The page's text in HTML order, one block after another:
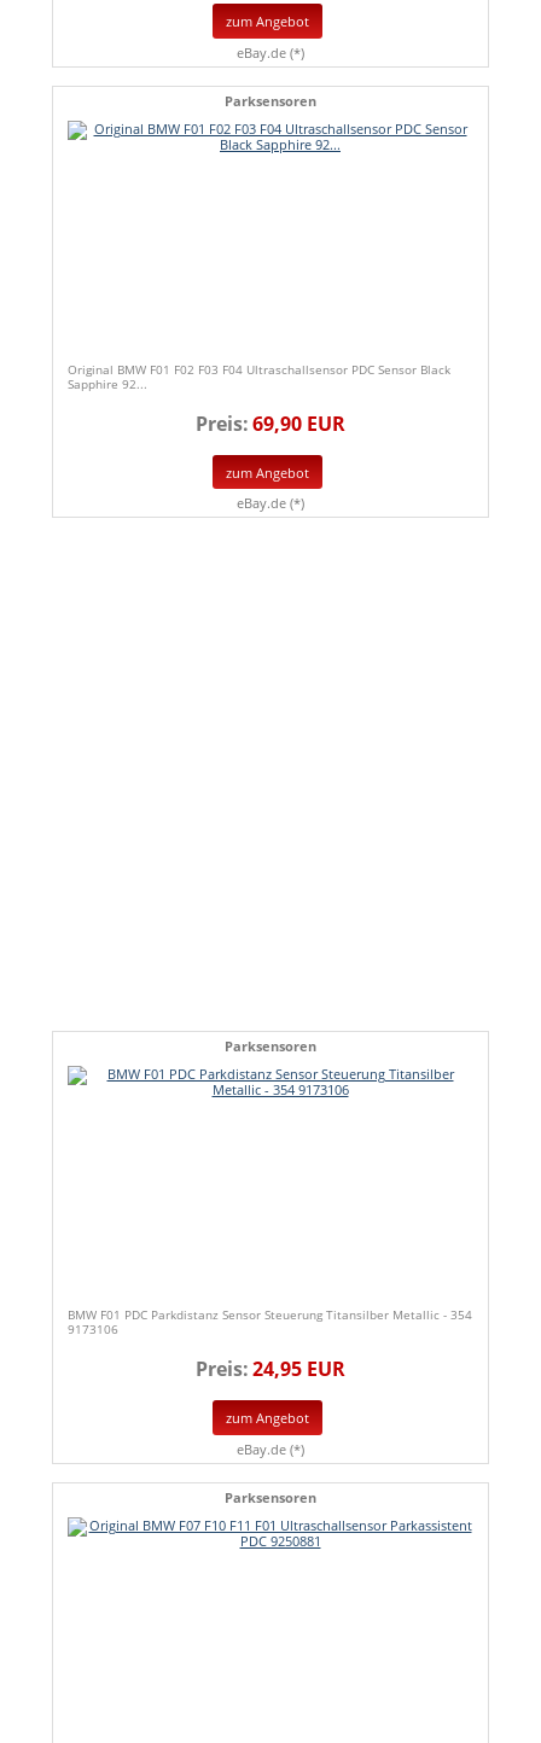
zum Angebot
eBay.de (*)
Parksensoren
Original BMW F01 F02 F03 F04 Ultraschallsensor PDC Sensor Black
Sapphire 92...
Preis:69,90 EUR
zum Angebot
eBay.de (*)
Parksensoren
BMW F01 PDC Parkdistanz Sensor Steuerung Titansilber Metallic - 354
9173106
Preis:24,95 EUR
zum Angebot
eBay.de (*)
Parksensoren